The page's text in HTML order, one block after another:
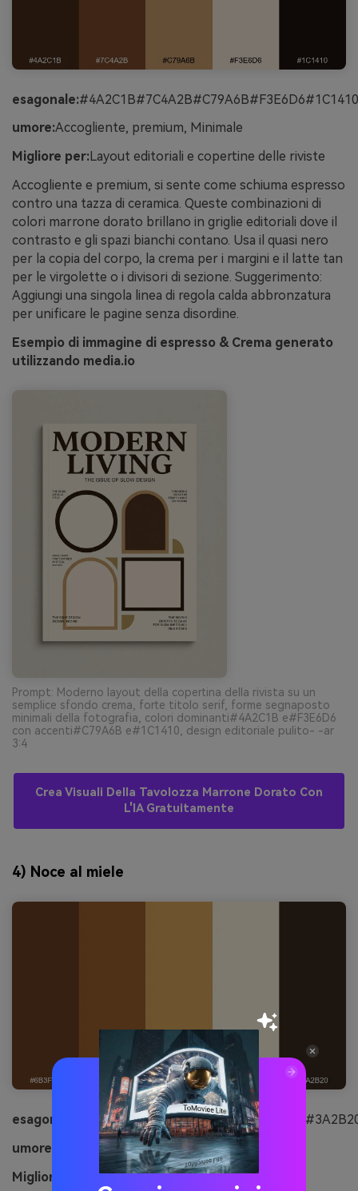
esagonale:#4A2C1B#7C4A2B#C79A6B#F3E6D6#1C1410
umore:Accogliente, premium, Minimale
Migliore per:Layout editoriali e copertine delle riviste
Accogliente e premium, si sente come schiuma espresso
contro una tazza di ceramica. Queste combinazioni di
colori marrone dorato brillano in griglie editoriali dove il
contrasto e gli spazi bianchi contano. Usa il quasi nero
per la copia del corpo, la crema per i margini e il latte tan
per le virgolette o i divisori di sezione. Suggerimento:
Aggiungi una singola linea di regola calda abbronzatura
per unificare le pagine senza disordine.
Esempio di immagine di espresso & Crema generato
utilizzando media.io
Prompt: Moderno layout della copertina della rivista su un
semplice sfondo crema, forte titolo serif, forme segnaposto
minimali della fotografia, colori dominanti#4A2C1B e#F3E6D6
con accenti#C79A6B e#1C1410, design editoriale pulito- -ar
3:4
Crea Visuali Della Tavolozza Marrone Dorato Con
L'IA Gratuitamente
4) Noce al miele
esagonale:
umore:
accogliente, naturale, confortante
Migliore per:
mood boards per interni cucina